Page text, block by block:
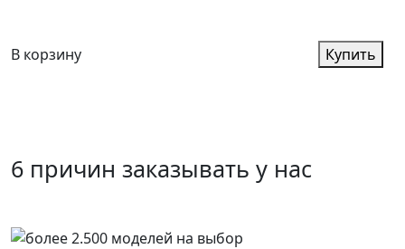
В корзину Купить
6 причин заказывать у нас